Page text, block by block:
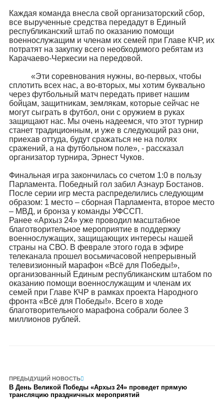
Каждая команда внесла свой организаторский сбор,
все вырученные средства передадут в Единый
республиканский штаб по оказанию помощи
военнослужащим и членам их семей при Главе КЧР, их
потратят на закупку всего необходимого ребятам из
Карачаево-Черкесии на передовой.
«Эти соревнования нужны, во-первых, чтобы
сплотить всех нас, а во-вторых, мы хотим буквально
через футбольный матч передать привет нашим
бойцам, защитникам, землякам, которые сейчас не
могут сыграть в футбол, они с оружием в руках
защищают нас. Мы очень надеемся, что этот турнир
станет традиционным, и уже в следующий раз они,
приехав оттуда, будут сражаться не на полях
сражений, а на футбольном поле», - рассказал
организатор турнира, Эрнест Чуков.
Финальная игра закончилась со счетом 1:0 в пользу
Парламента. Победный гол забил Азнаур Бостанов.
После серии игр места распределились следующим
образом: 1 место – сборная Парламента, второе место
– МВД, и бронза у команды УФССП.
Ранее «Архыз 24» уже проводил масштабное
благотворительное мероприятие в поддержку
военнослужащих, защищающих интересы нашей
страны на СВО. В феврале этого года в эфире
телеканала прошел восьмичасовой непрерывный
телевизионный марафон «Всё для Победы!»,
организованный Единым республиканским штабом по
оказанию помощи военнослужащим и членам их
семей при Главе КЧР в рамках проекта Народного
фронта «Всё для Победы!». Всего в ходе
благотворительного марафона собрали более 3
миллионов рублей.
ПРЕДЫДУЩИЙ НОВОСТЬ
В День Великой Победы «Архыз 24» проведет прямую
трансляцию праздничных мероприятий